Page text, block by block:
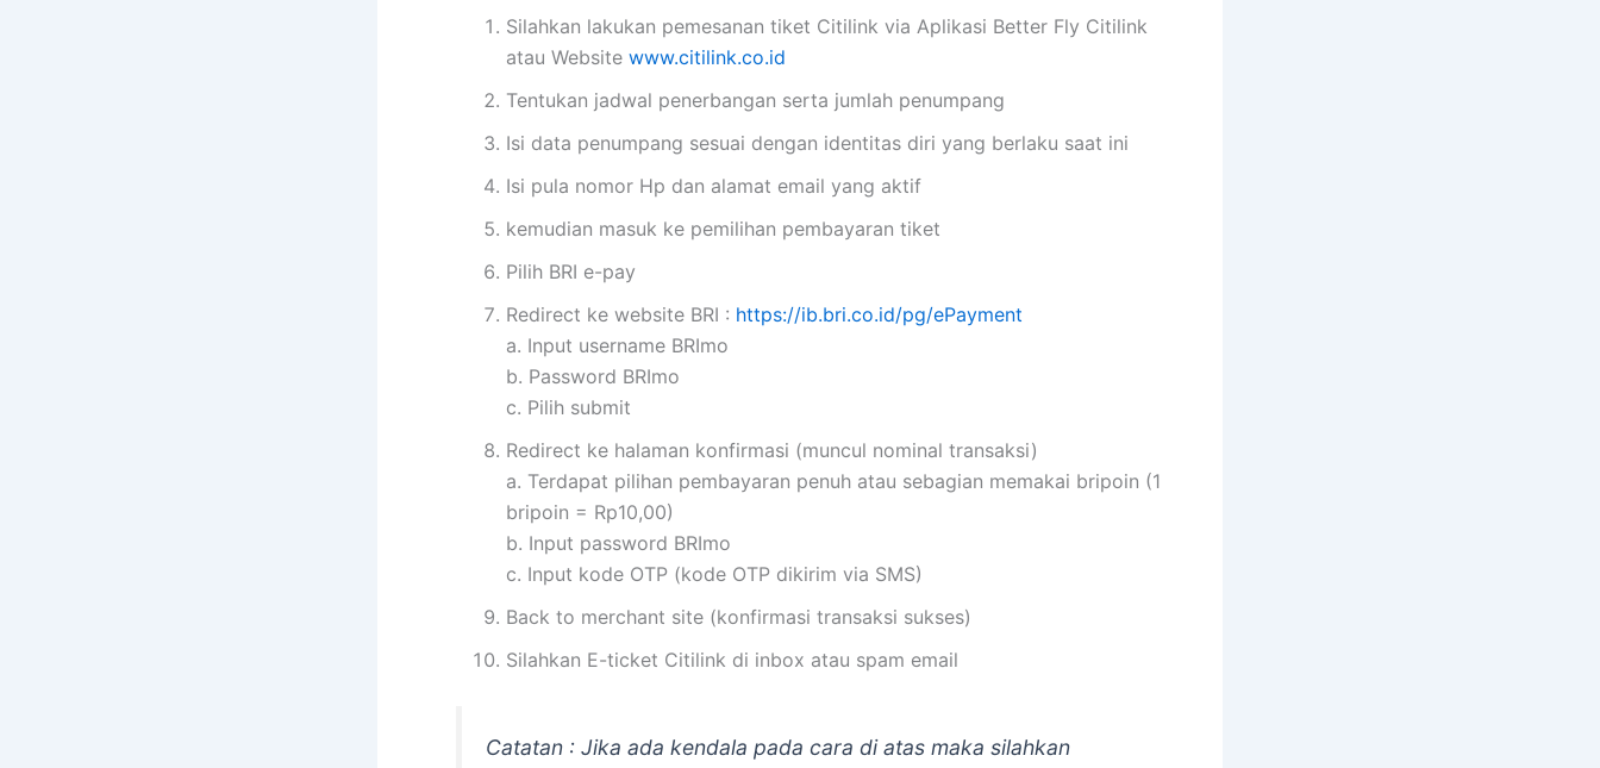
Silahkan lakukan pemesanan tiket Citilink via Aplikasi Better Fly Citilink
atau Website www.citilink.co.id
Tentukan jadwal penerbangan serta jumlah penumpang
Isi data penumpang sesuai dengan identitas diri yang berlaku saat ini
Isi pula nomor Hp dan alamat email yang aktif
kemudian masuk ke pemilihan pembayaran tiket
Pilih BRI e-pay
Redirect ke website BRI : https://ib.bri.co.id/pg/ePayment
a. Input username BRImo
b. Password BRImo
c. Pilih submit
Redirect ke halaman konfirmasi (muncul nominal transaksi)
a. Terdapat pilihan pembayaran penuh atau sebagian memakai bripoin (1
bripoin = Rp10,00)
b. Input password BRImo
c. Input kode OTP (kode OTP dikirim via SMS)
Back to merchant site (konfirmasi transaksi sukses)
Silahkan E-ticket Citilink di inbox atau spam email
Catatan : Jika ada kendala pada cara di atas maka silahkan